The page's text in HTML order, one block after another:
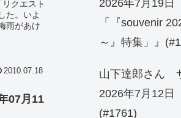
クエスト
た。いよ
雨があけ
2010.07.18
07月11
2026年7月19日
「『souvenir
～』特集」』
山下達郎さん
2026年7月12日
(#1761)